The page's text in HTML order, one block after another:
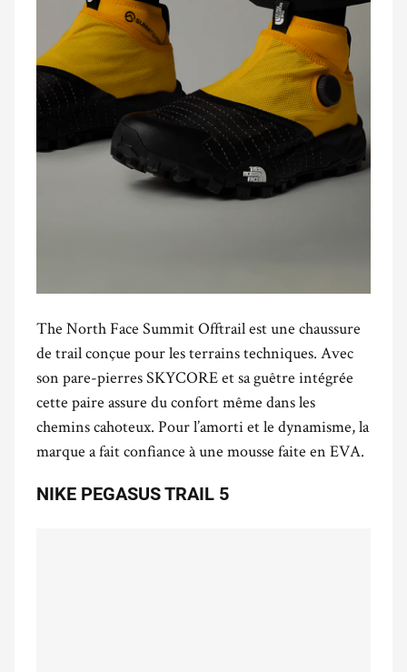
The North Face Summit Offtrail est une chaussure
de trail conçue pour les terrains techniques. Avec
son pare-pierres SKYCORE et sa guêtre intégrée
cette paire assure du confort même dans les
chemins cahoteux. Pour l’amorti et le dynamisme, la
marque a fait confiance à une mousse faite en EVA.
NIKE PEGASUS TRAIL 5